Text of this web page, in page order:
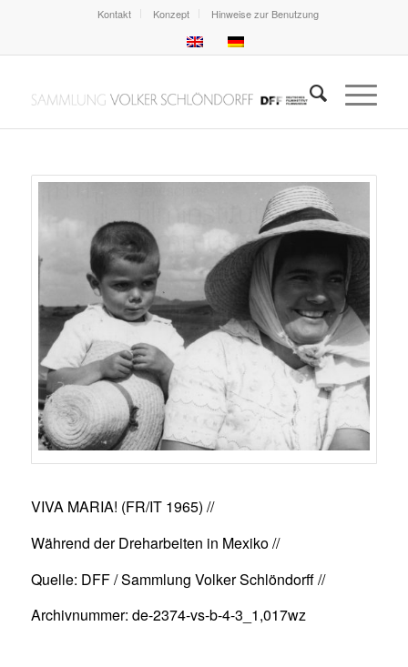
Kontakt Konzept Hinweise zur Benutzung
VIVA MARIA! (FR/IT 1965) //
Während der Dreharbeiten in Mexiko //
Quelle: DFF / Sammlung Volker Schlöndorff //
Archivnummer: de-2374-vs-b-4-3_1,017wz